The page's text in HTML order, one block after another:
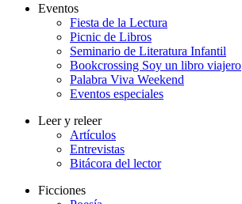
Eventos
Fiesta de la Lectura
Picnic de Libros
Seminario de Literatura Infantil
Bookcrossing Soy un libro viajero
Palabra Viva Weekend
Eventos especiales
Leer y releer
Artículos
Entrevistas
Bitácora del lector
Ficciones